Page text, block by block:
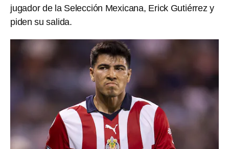
jugador de la Selección Mexicana, Erick Gutiérrez y
piden su salida.